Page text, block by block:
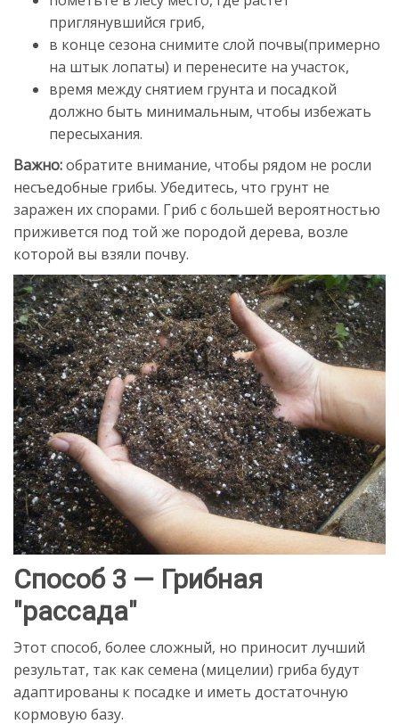
приглянувшийся гриб,
в конце сезона снимите слой почвы(примерно
на штык лопаты) и перенесите на участок,
время между снятием грунта и посадкой
должно быть минимальным, чтобы избежать
пересыхания.
Важно:обратите внимание, чтобы рядом не росли
несъедобные грибы. Убедитесь, что грунт не
заражен их спорами. Гриб с большей вероятностью
приживется под той же породой дерева, возле
которой вы взяли почву.
Способ 3 — Грибная
"рассада"
Этот способ, более сложный, но приносит лучший
результат, так как семена (мицелии) гриба будут
адаптированы к посадке и иметь достаточную
кормовую базу.